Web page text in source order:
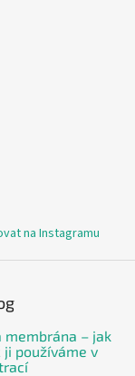
na Instagramu
membrána – jak
používáme v